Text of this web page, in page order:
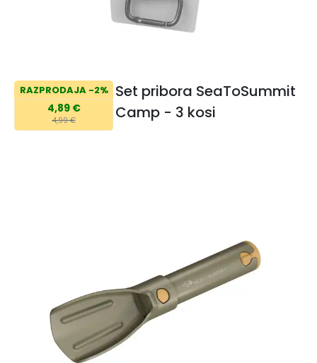
RAZPRODAJA -2%
4,89 €
4,99 €
Set pribora SeaToSummit
Camp - 3 kosi